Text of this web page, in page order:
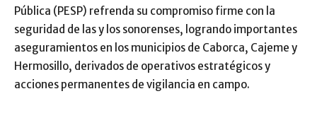
Pública (PESP) refrenda su compromiso firme con la
seguridad de las y los sonorenses, logrando importantes
aseguramientos en los municipios de Caborca, Cajeme y
Hermosillo, derivados de operativos estratégicos y
acciones permanentes de vigilancia en campo.